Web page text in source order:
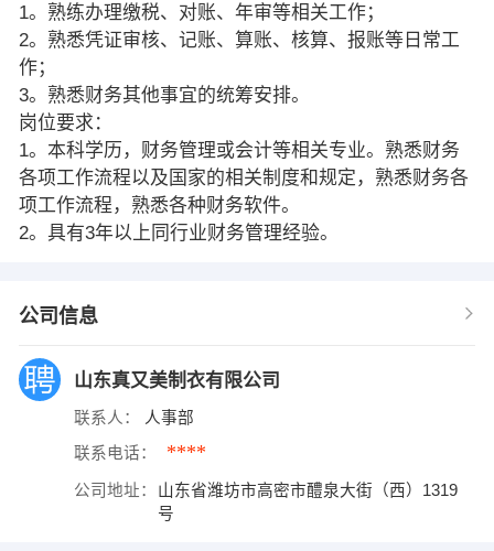
1。熟练办理缴税、对账、年审等相关工作；
2。熟悉凭证审核、记账、算账、核算、报账等日常工
作；
3。熟悉财务其他事宜的统筹安排。
岗位要求：
1。本科学历，财务管理或会计等相关专业。熟悉财务
各项工作流程以及国家的相关制度和规定，熟悉财务各
项工作流程，熟悉各种财务软件。
2。具有3年以上同行业财务管理经验。
公司信息
山东真又美制衣有限公司
联系人： 人事部
联系电话： ****
公司地址：
山东省潍坊市高密市醴泉大街（西）1319
号